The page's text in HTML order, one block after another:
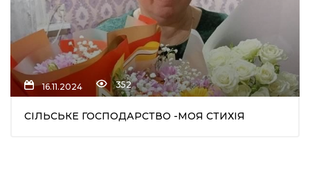
16.11.2024 352
СІЛЬСЬКЕ ГОСПОДАРСТВО -МОЯ СТИХІЯ